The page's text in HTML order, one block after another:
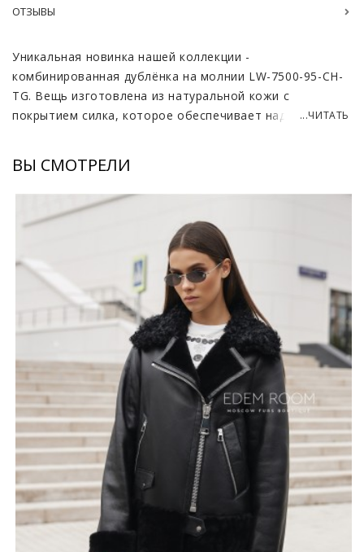
ОТЗЫВЫ
Уникальная новинка нашей коллекции -
комбинированная дублёнка на молнии LW-7500-95-CH-
TG. Вещь изготовлена из натуральной кожи с
покрытием силка, которое обеспечивает надежную
жизни.
Особое внимание уделено воротнику, выполненному
из меха тиградо. Он выступает в роли украшения
модели, не только создавая эффектный визуальный
акцент, но и обеспечивая дополнительное тепло.
Мягкий и приятный на ощупь материал несомненно
подарит вам ощущение комфорта.
Черный цвет позволяет легко комбинировать дублёнку
с любым гардеробом. По индивидуальному заказу
доступны другие расцветки, что даёт возможность
каждой моднице выбрать то, что нравится именно ей,
выразить свою индивидуальность. Выбор этой модели
станет настоящим вкладом в безупречность вашего
внешнего вида.
*описание несет информационный характер, состав и
правила ухода могут быть изменены производителем
...ЧИТАТЬ
ВЫ СМОТРЕЛИ